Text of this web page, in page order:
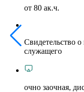
от 80 ак.ч.
Свидетельство
служащего
очно заочная,